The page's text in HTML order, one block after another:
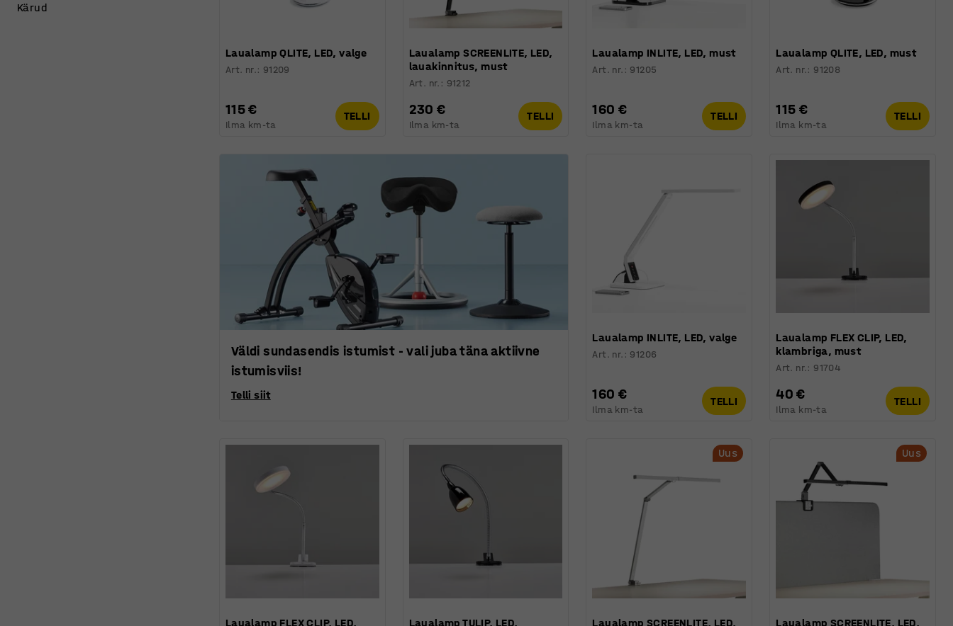
Laualamp QLITE, LED, valge
Art. nr.: 91209
115 €
Ilma km-ta
TELLI
Laualamp SCREENLITE, LED,
lauakinnitus, must
Art. nr. : 91212
230 €
Ilma km-ta
TELLI
Laualamp INLITE, LED, must
Art. nr. : 91205
160 €
Ilma km-ta
TELLI
Laualamp QLITE, LED, must
Art. nr.: 91208
115 €
Ilma km-ta
TELLI
Väldi sundasendis istumist - vali juba täna aktiivne
istumisviis!
Telli siit
Laualamp INLITE, LED, valge
Art. nr. : 91206
160 €
Ilma km-ta
TELLI
Laualamp FLEX CLIP, LED,
klambriga, must
Art. nr.: 91704
40 €
Ilma km-ta
TELLI
Laualamp FLEX CLIP, LED,
Laualamp TULIP, LED,
Uus
Laualamp SCREENLITE, LED,
Uus
Laualamp SCREENLITE, LED,
Kärud